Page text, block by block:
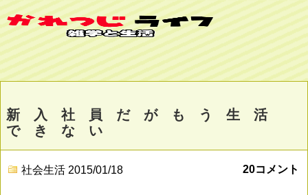
新 入 社 員 だ が も う 生 活
で き な い
社会生活 2015/01/18 20コメント